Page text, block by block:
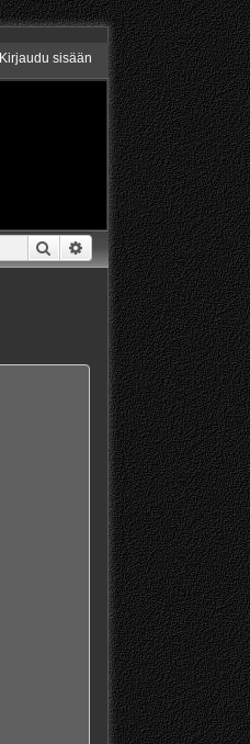
Kirjaudu sisään
Etsi Tarkennettu haku